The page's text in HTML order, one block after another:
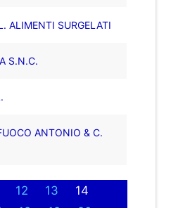
ALIMENTI SURGELATI
S.N.C.
ANTONIO & C.
12 13
14